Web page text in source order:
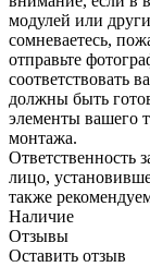
модулей или
сомневаетесь,
отправьте
соответствовать
должны быть
элементы вашего
монтажа.
Ответственность
лицо,
также
Наличие
Отзывы
Оставить отзыв